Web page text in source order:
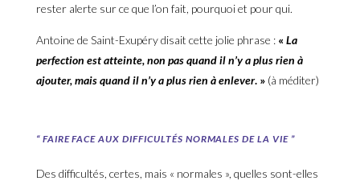
rester alerte sur ce que l’on fait, pourquoi et pour qui.
Antoine de Saint-Exupéry disait cette jolie phrase : « La
perfection est atteinte, non pas quand il n’y a plus rien à
ajouter, mais quand il n’y a plus rien à enlever. »(à méditer)
“ FAIRE FACE AUX DIFFICULTÉS NORMALES DE LA VIE ”
Des difficultés, certes, mais « normales », quelles sont-elles